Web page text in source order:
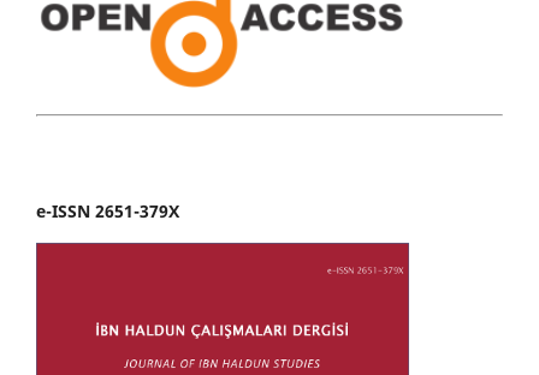
e-ISSN 2651-379X